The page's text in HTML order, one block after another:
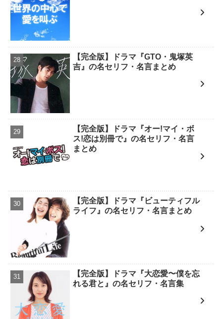
【完全版】ドラマ『GTO・鬼塚英
吉』の名セリフ・名言まとめ
【完全版】ドラマ『オー!マイ・ボ
ス!恋は別冊で』の名セリフ・名言
まとめ
【完全版】ドラマ『ビューティフル
ライフ』の名セリフ・名言まとめ
【完全版】ドラマ『大恋愛〜僕を忘
れる君と』の名セリフ・名言集